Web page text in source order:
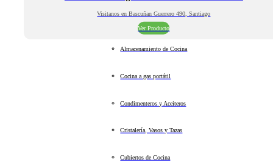
Visitanos en Bascuñan Guerrero 490, Santiago
Ver Producto
Almacenamiento de Cocina
Cocina a gas portátil
Condimenteros y Aceiteros
Cristalería, Vasos y Tazas
Cubiertos de Cocina